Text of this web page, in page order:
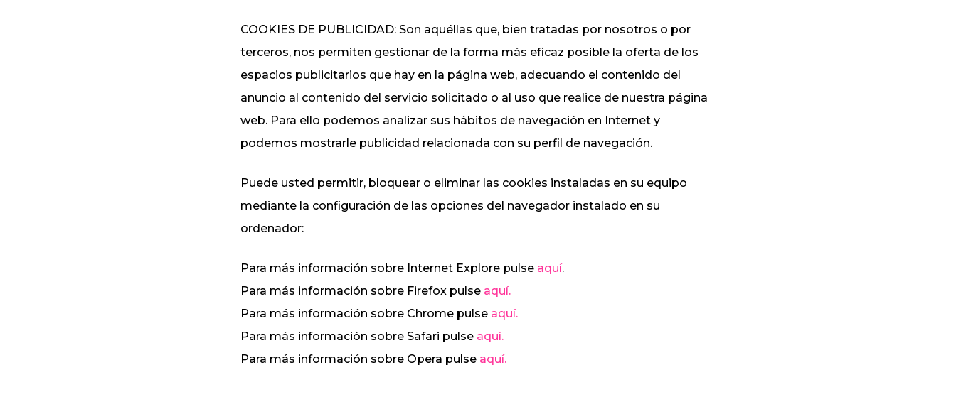
COOKIES DE PUBLICIDAD: Son aquéllas que, bien tratadas por nosotros o por
terceros, nos permiten gestionar de la forma más eficaz posible la oferta de los
espacios publicitarios que hay en la página web, adecuando el contenido del
anuncio al contenido del servicio solicitado o al uso que realice de nuestra página
web. Para ello podemos analizar sus hábitos de navegación en Internet y
podemos mostrarle publicidad relacionada con su perfil de navegación.
Puede usted permitir, bloquear o eliminar las cookies instaladas en su equipo
mediante la configuración de las opciones del navegador instalado en su
ordenador:
Para más información sobre Internet Explore pulse aquí.
Para más información sobre Firefox pulse aquí.
Para más información sobre Chrome pulse aquí.
Para más información sobre Safari pulse aquí.
Para más información sobre Opera pulse aquí.